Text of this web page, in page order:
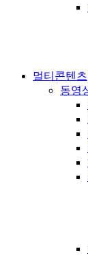
멀티콘텐츠
동영